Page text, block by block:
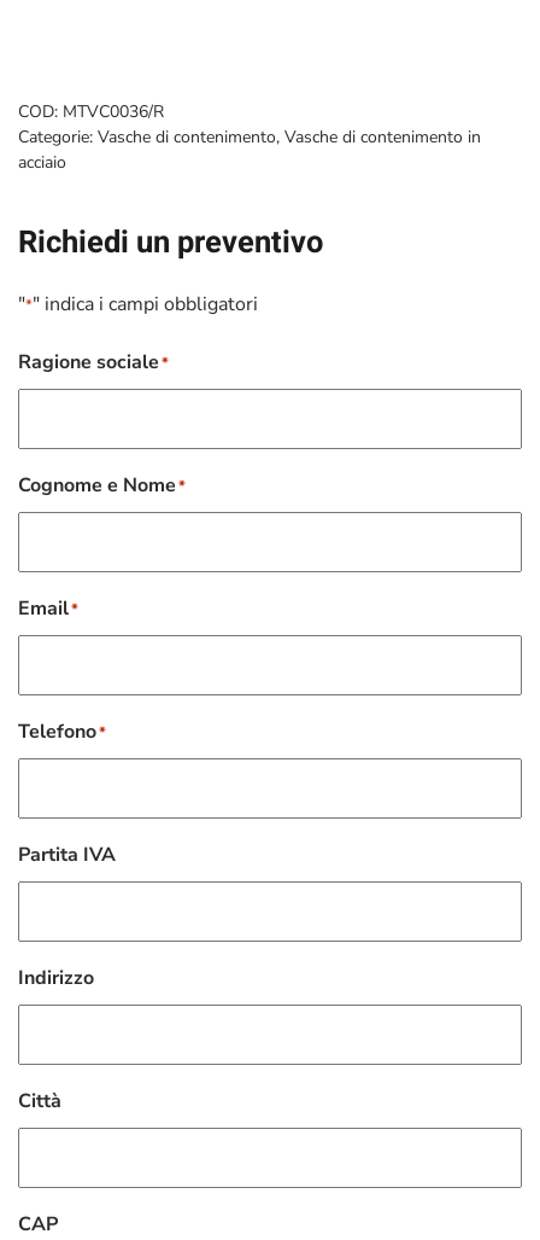
COD: MTVC0036/R
Categorie: Vasche di contenimento, Vasche di contenimento in
acciaio
Richiedi un preventivo
"*" indica i campi obbligatori
Ragione sociale*
Cognome e Nome*
Email*
Telefono*
Partita IVA
Indirizzo
Città
CAP